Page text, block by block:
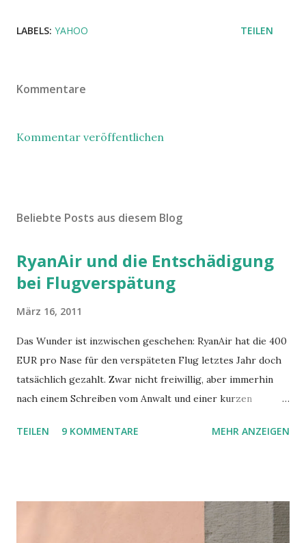
LABELS: YAHOO TEILEN
Kommentare
Kommentar veröffentlichen
Beliebte Posts aus diesem Blog
RyanAir und die Entschädigung
bei Flugverspätung
März 16, 2011
Das Wunder ist inzwischen geschehen: RyanAir hat die 400
EUR pro Nase für den verspäteten Flug letztes Jahr doch
tatsächlich gezahlt. Zwar nicht freiwillig, aber immerhin
nach einem Schreiben vom Anwalt und einer kurzen
Flug von Fuerteventura nach Hahn flog erst ca. 7 Stunden
und Essensgutscheine (5 EUR/Nase!! am Flughafen also
fast etwas zu Essen ODER etwas zu Trinken!) verteilt,
TEILEN 9 KOMMENTARE MEHR ANZEIGEN